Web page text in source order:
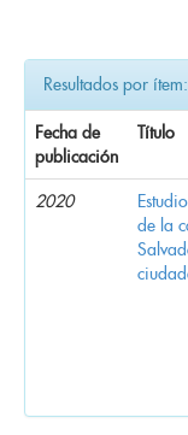
Resultados por ítem:
Fecha de
publicación
Título
2020
de la